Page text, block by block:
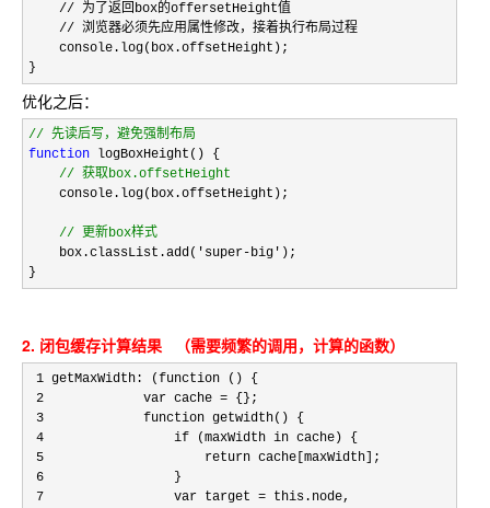
    // 为了返回box的offersetHeight值
    console.log(box.offsetHeight);
}
优化之后：
// 先读后写，避免强制布局
function logBoxHeight() {
// 获取box.offsetHeight
    console.log(box.offsetHeight);
// 更新box样式
    box.classList.add('super-big'
);
}
2. 闭包缓存计算结果 （需要频繁的调用，计算的函数）
1 getMaxWidth: (function () {
2             var cache = {};
3             function getwidth() {
4                 if (maxWidth in cache) {
5                     return cache[maxWidth];
6
                }
7                 var target = this .node,